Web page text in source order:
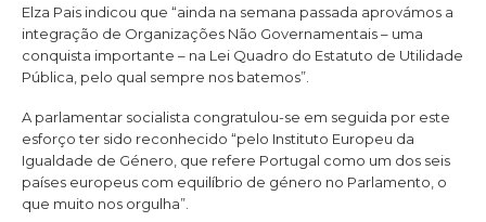
Elza Pais indicou que “ainda na semana passada aprovámos a
integração de Organizações Não Governamentais – uma
conquista importante – na Lei Quadro do Estatuto de Utilidade
Pública, pelo qual sempre nos batemos”.
A parlamentar socialista congratulou-se em seguida por este
esforço ter sido reconhecido “pelo Instituto Europeu da
Igualdade de Género, que refere Portugal como um dos seis
países europeus com equilíbrio de género no Parlamento, o
que muito nos orgulha”.